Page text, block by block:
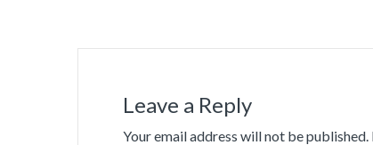
Leave a Reply
Your email address will not be